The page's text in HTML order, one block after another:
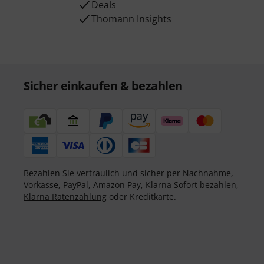
Deals
Thomann Insights
Sicher einkaufen & bezahlen
Bezahlen Sie vertraulich und sicher per Nachnahme,
Vorkasse, PayPal, Amazon Pay, Klarna Sofort bezahlen,
Klarna Ratenzahlung oder Kreditkarte.